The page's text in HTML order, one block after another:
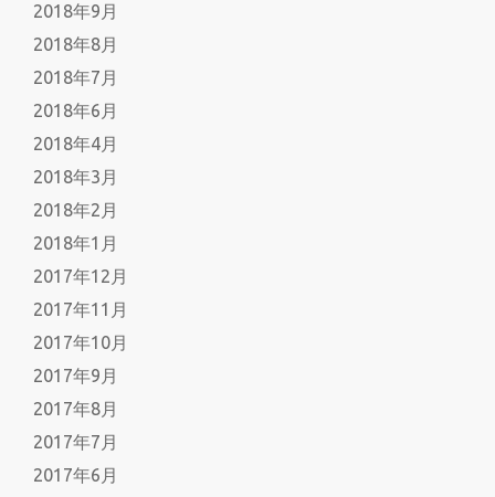
2018年9月
2018年8月
2018年7月
2018年6月
2018年4月
2018年3月
2018年2月
2018年1月
2017年12月
2017年11月
2017年10月
2017年9月
2017年8月
2017年7月
2017年6月